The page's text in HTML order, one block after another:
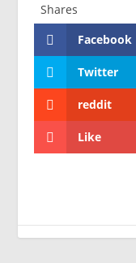
Shares
Facebook
Twitter
reddit
Like